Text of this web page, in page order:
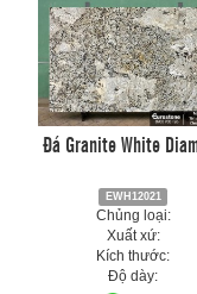
Đá Granite White
EWH12021
Chủng loại:
Xuất xứ:
Kích thước:
Độ dày: